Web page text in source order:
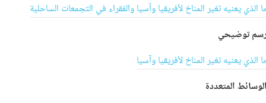
الذي يعنيه تغير المناخ لأفريقيا وآسيا والفقراء في التجمعات الساحلية
توضيحي
الذي يعنيه تغير المناخ لأفريقيا وآسيا
المتعددة